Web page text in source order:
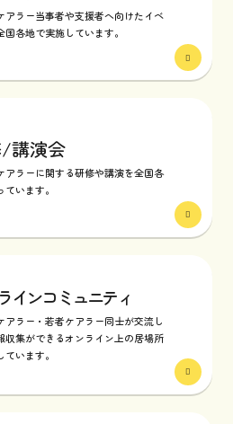
アラー当事者や支援者へ向けたイベ
国各地で実施しています。
講演会
アラーに関する研修や講演を全国各
います。
インコミュニティ
アラー・若者ケアラー同士が交流し
収集ができるオンライン上の居場所
ています。